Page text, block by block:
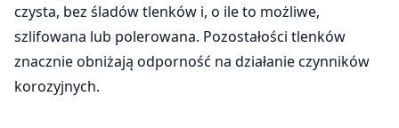
czysta, bez śladów tlenków i, o ile to możliwe,
szlifowana lub polerowana. Pozostałości tlenków
znacznie obniżają odporność na działanie czynników
korozyjnych.